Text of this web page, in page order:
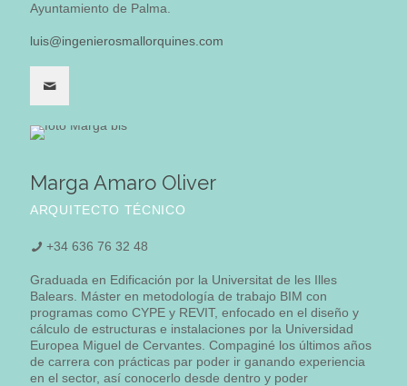
Ayuntamiento de Palma.
luis@ingenierosmallorquines.com
Marga Amaro Oliver
ARQUITECTO TÉCNICO
+34 636 76 32 48
Graduada en Edificación por la Universitat de les Illes
Balears. Máster en metodología de trabajo BIM con
programas como CYPE y REVIT, enfocado en el diseño y
cálculo de estructuras e instalaciones por la Universidad
Europea Miguel de Cervantes. Compaginé los últimos años
de carrera con prácticas par poder ir ganando experiencia
en el sector, así conocerlo desde dentro y poder